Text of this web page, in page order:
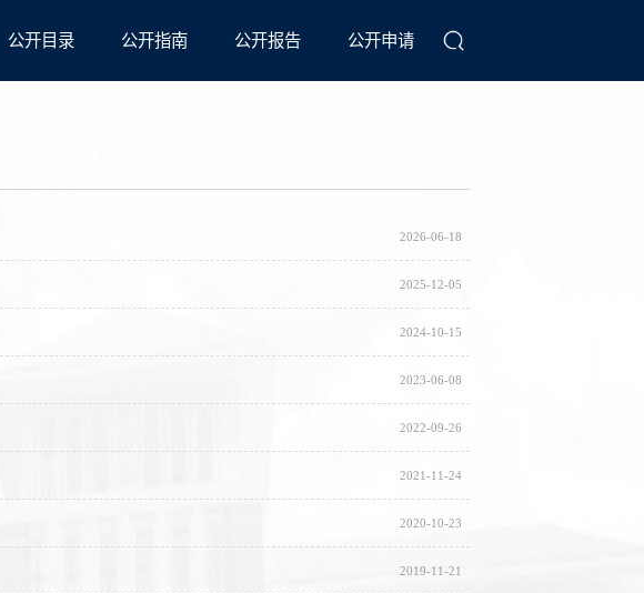
公开目录 公开指南 公开报告 公开申请
2026-06-18
2025-12-05
2024-10-15
2023-06-08
2022-09-26
2021-11-24
2020-10-23
2019-11-21